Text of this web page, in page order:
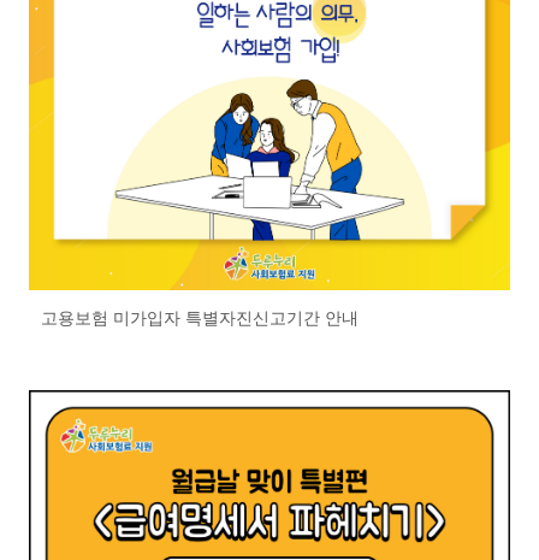
고용보험 미가입자 특별자진신고기간 안내